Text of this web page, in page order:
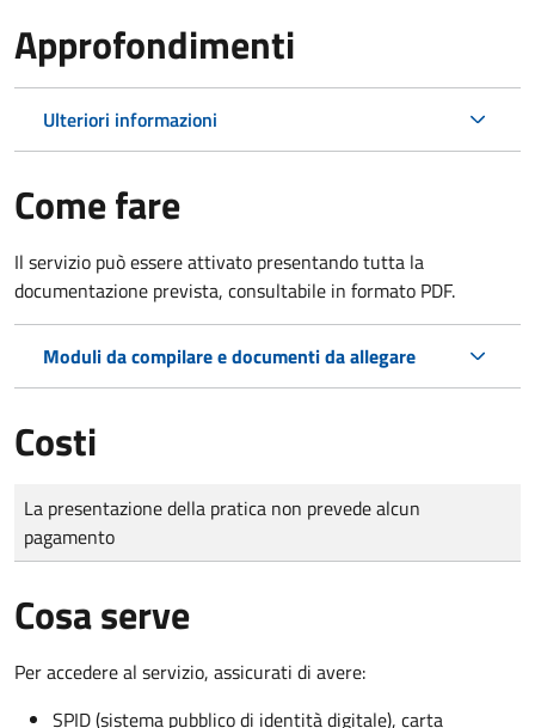
Approfondimenti
Ulteriori informazioni
Come fare
Il servizio può essere attivato presentando tutta la
documentazione prevista, consultabile in formato PDF.
Moduli da compilare e documenti da allegare
Costi
Tipo di pagamento
Importo
La presentazione della pratica non prevede alcun
pagamento
Cosa serve
Per accedere al servizio, assicurati di avere:
SPID (sistema pubblico di identità digitale), carta